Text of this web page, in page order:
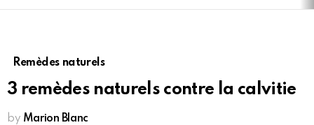
Remèdes naturels
3 remèdes naturels contre la calvitie
by Marion Blanc